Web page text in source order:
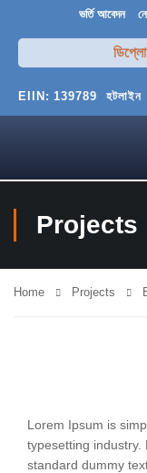
ভর্তি আবেদন
EIIN: 139789 হটলাইন
Projects
Home Projects
Lorem Ipsum is
typesetting industry.
standard dummy